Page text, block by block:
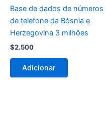
Base de dados de números
de telefone da Bósnia e
Herzegovina 3 milhões
$2.500
Adicionar